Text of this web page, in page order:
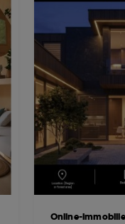
Online-